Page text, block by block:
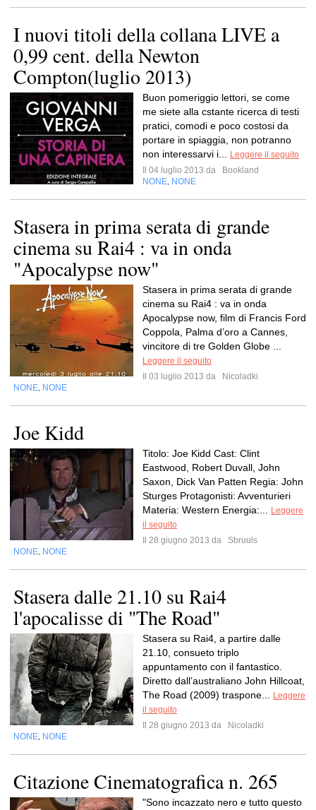
I nuovi titoli della collana LIVE a
0,99 cent. della Newton
Compton(luglio 2013)
Buon pomeriggio lettori, se come
me siete alla cstante ricerca di testi
pratici, comodi e poco costosi da
portare in spiaggia, non potranno
non interessarvi i...
Leggere il seguito
Il 04 luglio 2013 da
Bookland
NONE NONE
Stasera in prima serata di grande
cinema su Rai4 : va in onda
"Apocalypse now"
Stasera in prima serata di grande
cinema su Rai4 : va in onda
Apocalypse now, film di Francis Ford
Coppola, Palma d’oro a Cannes,
vincitore di tre Golden Globe ...
Leggere il seguito
Il 03 luglio 2013 da
Nicoladki
NONE NONE
Joe Kidd
Titolo: Joe Kidd Cast: Clint
Eastwood, Robert Duvall, John
Saxon, Dick Van Patten Regia: John
Sturges Protagonisti: Avventurieri
Materia: Western Energia:...
Leggere
il seguito
Il 28 giugno 2013 da
Sbruuls
NONE NONE
Stasera dalle 21.10 su Rai4
l'apocalisse di "The Road"
Stasera su Rai4, a partire dalle
21.10, consueto triplo
appuntamento con il fantastico.
Diretto dall’australiano John Hillcoat,
The Road (2009) traspone...
Leggere
il seguito
Il 28 giugno 2013 da
Nicoladki
NONE NONE
Citazione Cinematografica n. 265
"Sono incazzato nero e tutto questo